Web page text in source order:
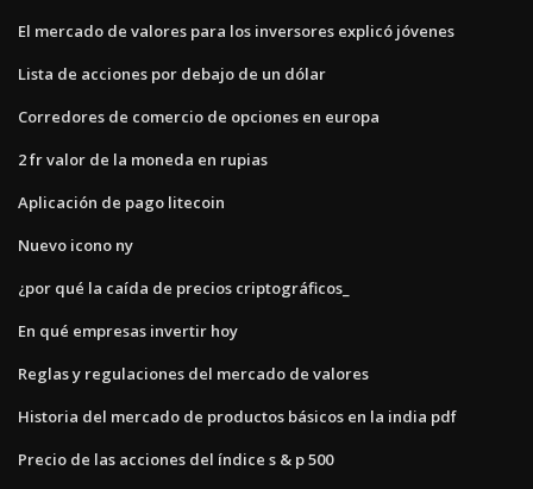
El mercado de valores para los inversores explicó jóvenes
Lista de acciones por debajo de un dólar
Corredores de comercio de opciones en europa
2 fr valor de la moneda en rupias
Aplicación de pago litecoin
Nuevo icono ny
¿por qué la caída de precios criptográficos_
En qué empresas invertir hoy
Reglas y regulaciones del mercado de valores
Historia del mercado de productos básicos en la india pdf
Precio de las acciones del índice s & p 500